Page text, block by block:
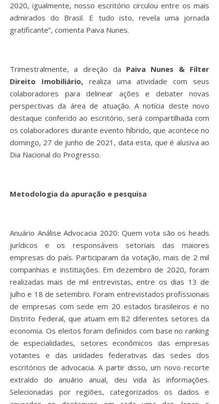
2020, igualmente, nosso escritório circulou entre os mais
admirados do Brasil. E tudo isto, revela uma jornada
gratificante”, comenta Paiva Nunes.
Trimestralmente, a direção da Paiva Nunes & Filter
Direito Imobiliário, realiza uma atividade com seus
colaboradores para delinear ações e debater novas
perspectivas da área de atuação. A notícia deste novo
destaque conferido ao escritório, será compartilhada com
os colaboradores durante evento híbrido, que acontece no
domingo, 27 de junho de 2021, data esta, que é alusiva ao
Dia Nacional do Progresso.
Metodologia da apuração e pesquisa
Anuário Análise Advocacia 2020: Quem vota são os heads
jurídicos e os responsáveis setoriais das maiores
empresas do país. Participaram da votação, mais de 2 mil
companhias e instituições. Em dezembro de 2020, foram
realizadas mais de mil entrevistas, entre os dias 13 de
julho e 18 de setembro. Foram entrevistados profissionais
de empresas com sede em 20 estados brasileiros e no
Distrito Federal, que atuam em 82 diferentes setores da
economia. Os eleitos foram definidos com base no ranking
de especialidades, setores econômicos das empresas
votantes e das unidades federativas das sedes dos
escritórios de advocacia. A partir disso, um novo recorte
extraído do anuário anual, deu vida às informações.
Selecionadas por regiões, categorizados os dados e